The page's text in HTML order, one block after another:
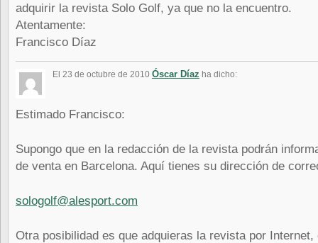
adquirir la revista Solo Golf, ya que no la encuentro.
Atentamente:
Francisco Díaz
El 23 de octubre de 2010 Óscar Díaz ha dicho:
Estimado Francisco:
Supongo que en la redacción de la revista podrán
de venta en Barcelona. Aquí tienes su dirección de
sologolf@alesport.com
Otra posibilidad es que adquieras la revista por Internet,